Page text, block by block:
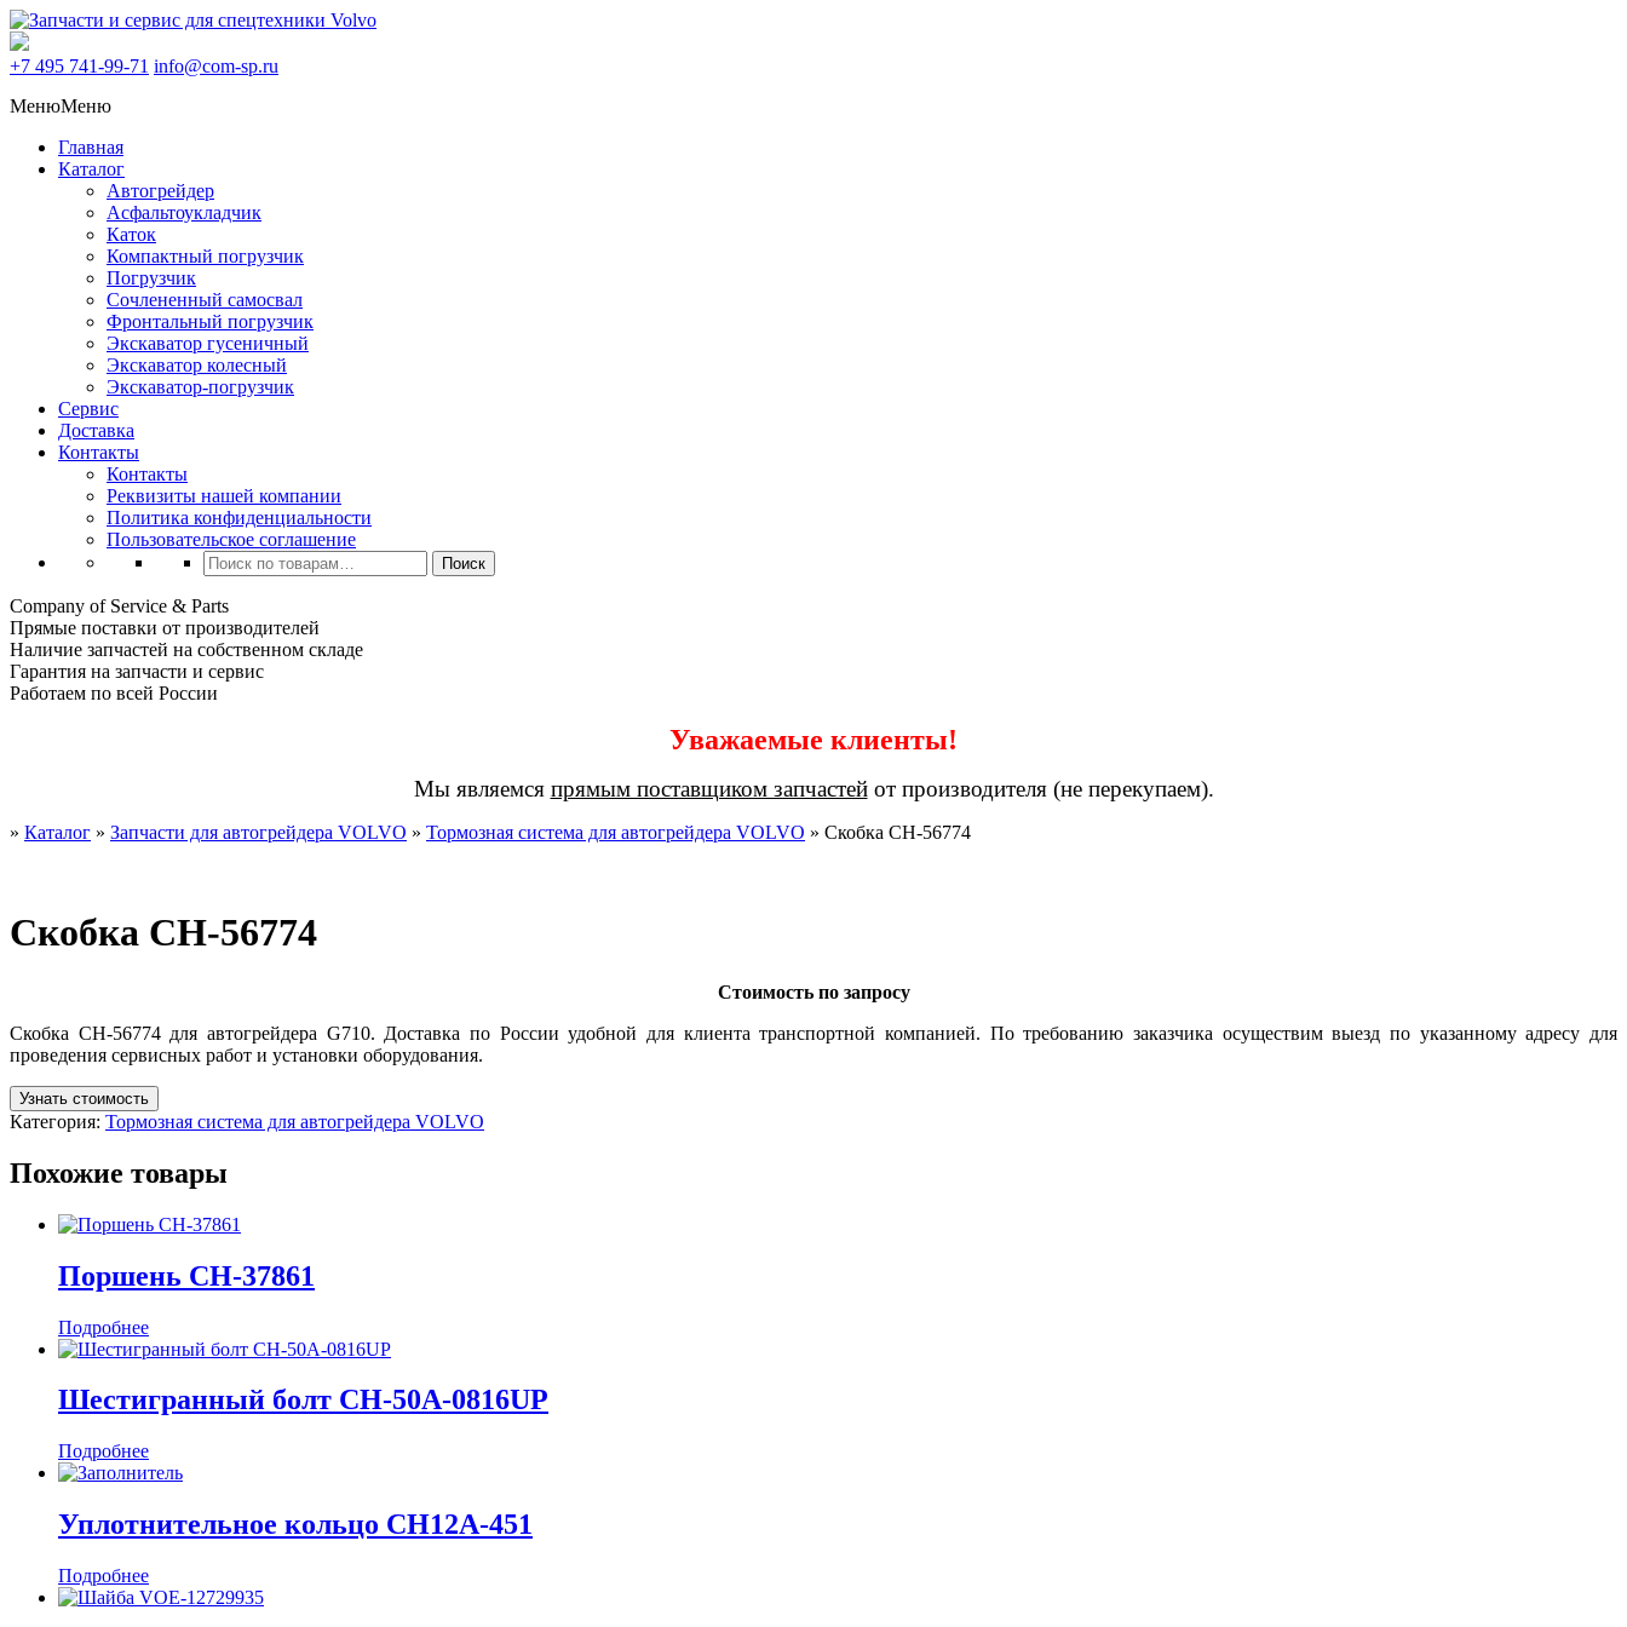
+7 495 741-99-71 info@com-sp.ru
МенюМеню
Главная
Каталог
Автогрейдер
Асфальтоукладчик
Каток
Компактный погрузчик
Погрузчик
Сочлененный самосвал
Фронтальный погрузчик
Экскаватор гусеничный
Экскаватор колесный
Экскаватор-погрузчик
Сервис
Доставка
Контакты
Контакты
Реквизиты нашей компании
Политика конфиденциальности
Пользовательское соглашение
Искать:
Поиск
Company of Service & Parts
Прямые поставки от производителей
Наличие запчастей на собственном складе
Гарантия на запчасти и сервис
Работаем по всей России
Уважаемые клиенты!
Мы являемся прямым поставщиком запчастейот производителя (не перекупаем).
» Каталог » Запчасти для автогрейдера VOLVO » Тормозная система для автогрейдера VOLVO » Скобка CH-56774
Скобка CH-56774
Стоимость по запросу
Скобка CH-56774 для автогрейдера G710. Доставка по России удобной для клиента транспортной компанией. По требованию заказчика осуществим выезд по указанному адресу для
проведения сервисных работ и установки оборудования.
Узнать стоимость
Категория: Тормозная система для автогрейдера VOLVO
Похожие товары
Поршень CH-37861
Подробнее
Шестигранный болт CH-50A-0816UP
Подробнее
Уплотнительное кольцо CH12A-451
Подробнее